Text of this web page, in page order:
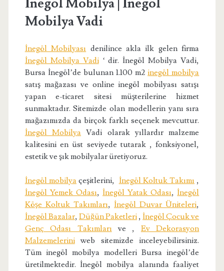
İnegöl Mobilya | İnegöl
Mobilya Vadi
İnegöl Mobilyası denilince akla ilk gelen firma
İnegöl Mobilya Vadi‘ dir. İnegöl Mobilya Vadi,
Bursa İnegöl’de bulunan 1.100 m2inegöl mobilya
satış mağazası ve online inegöl mobilyası satışı
yapan e-ticaret sitesi müşterilerine hizmet
sunmaktadır. Sitemizde olan modellerin yanı sıra
mağazımızda da birçok farklı seçenek mevcuttur.
İnegöl Mobilya Vadi olarak yıllardır malzeme
kalitesini en üst seviyede tutarak , fonksiyonel,
estetik ve şık mobilyalar üretiyoruz.
İnegöl mobilyaçeşitlerini, İnegöl Koltuk Takımı ,
İnegöl Yemek Odası, İnegöl Yatak Odası,İnegöl
Köşe Koltuk Takımları,İnegöl Duvar Üniteleri,
İnegöl Bazalar, Düğün Paketleri ,İnegöl Çocuk ve
Genç Odası Takımları ve , Ev Dekorasyon
Malzemeleriniweb sitemizde inceleyebilirsiniz.
Tüm inegöl mobilya modelleri Bursa inegöl’de
üretilmektedir. İnegöl mobilya alanında faaliyet